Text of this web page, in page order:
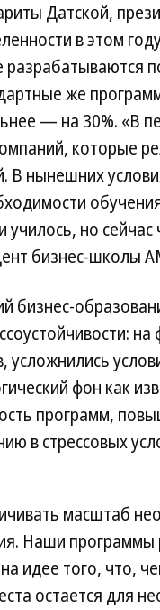
Датской,
в этом
разрабатываются
же
— на 30%. «В
которые
В нынешних
но сейчас
бизнес-школы
бизнес-
усложнились
фон как
программ,
в стрессовых
масштаб
Наши
на идее того,
остается для